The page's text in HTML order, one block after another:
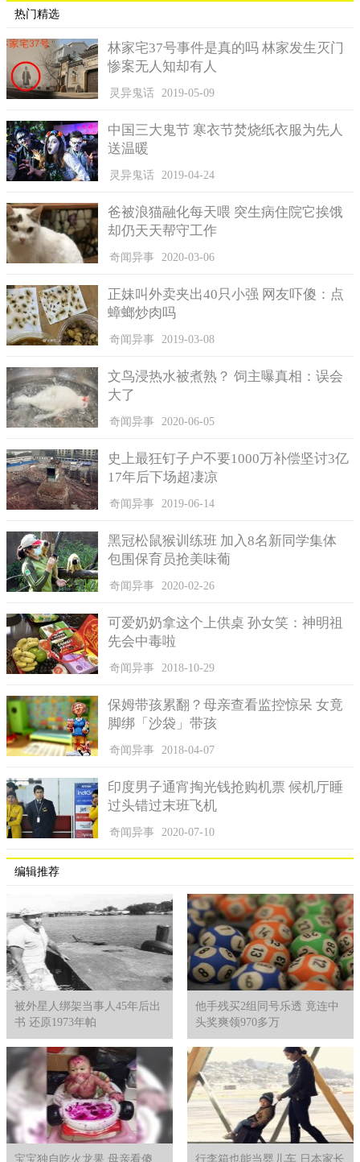
长大，父女之间的情谊没有办法舍弃。他害怕小丽得知自己不是
亲生的，妈妈又不要她，这会对她产生重大的心理伤害，所以将
真相隐藏了。卢先生来到民政部门，请求在隐瞒真相的前提下，
进行领养，双方年龄要相差30岁以上，并要求领养者有房子
和车子，然而卢先生并没能满足这些条件，如果所有方法都行不
通，为了让小丽能够上学只能将她送到孤儿院。
小丽想要成功办理户口读书，只有被迫离开爸爸和奶奶送孤
儿院这一个解决办法吗？能否找到李清呢？记着来到沙塘派出所
询问相关情况，警方利用系统对卢先生所说的李清身份信息进行
查询，然而经过查询后，玉林市的陆川县并没有这个人。
记着之后来到柳州市的民政局询问是否有其他解决途径，工
养一个女童，年龄差至少需要40岁，卢先生在年龄方面就不满足
条件，因此没有办法办理收养。
但是工作人员也说，由于卢先生情况较为特殊，民政局会与
方法。
热门精选
林家宅37号事件是真的吗 林家发生灭门
惨案无人知却有人
灵异鬼话 2019-05-09
中国三大鬼节 寒衣节焚烧纸衣服为先人
送温暖
灵异鬼话 2019-04-24
爸被浪猫融化每天喂 突生病住院它挨饿
却仍天天帮守工作
奇闻异事 2020-03-06
正妹叫外卖夹出40只小强 网友吓傻：点
蟑螂炒肉吗
奇闻异事 2019-03-08
文鸟浸热水被煮熟？ 饲主曝真相：误会
大了
奇闻异事 2020-06-05
史上最狂钉子户不要1000万补偿坚讨3亿
17年后下场超凄凉
奇闻异事 2019-06-14
黑冠松鼠猴训练班 加入8名新同学集体
包围保育员抢美味葡
奇闻异事 2020-02-26
可爱奶奶拿这个上供桌 孙女笑：神明祖
先会中毒啦
奇闻异事 2018-10-29
保姆带孩累翻？母亲查看监控惊呆 女竟
脚绑「沙袋」带孩
奇闻异事 2018-04-07
印度男子通宵掏光钱抢购机票 候机厅睡
过头错过末班飞机
奇闻异事 2020-07-10
编辑推荐
被外星人绑架当事人45年后出
书 还原1973年帕
他手残买2组同号乐透 竟连中
头奖爽领970多万
宝宝独自吃火龙果 母亲看傻 行李箱也能当婴儿车 日本家长